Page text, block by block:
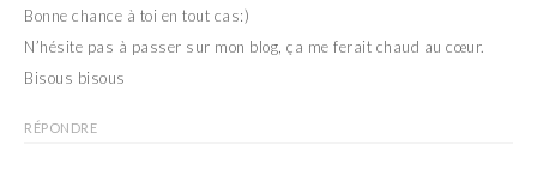
Bonne chance à toi en tout cas:)
N’hésite pas à passer sur mon blog, ça me ferait chaud au cœur.
Bisous bisous
RÉPONDRE